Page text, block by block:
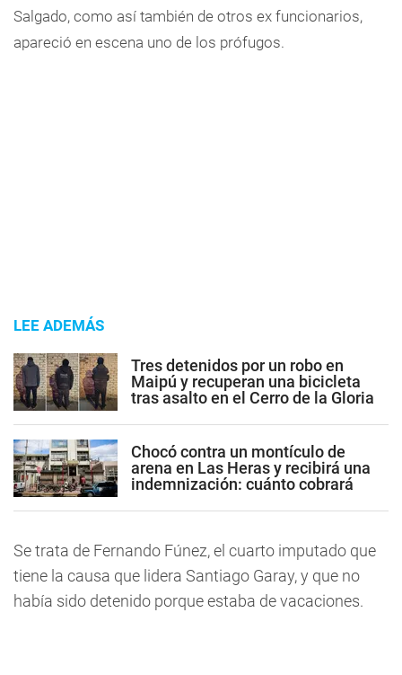
Salgado, como así también de otros ex funcionarios,
apareció en escena uno de los prófugos.
LEE ADEMÁS
Tres detenidos por un robo en
Maipú y recuperan una bicicleta
tras asalto en el Cerro de la Gloria
Chocó contra un montículo de
arena en Las Heras y recibirá una
indemnización: cuánto cobrará
Se trata de Fernando Fúnez, el cuarto imputado que
tiene la causa que lidera Santiago Garay, y que no
había sido detenido porque estaba de vacaciones.